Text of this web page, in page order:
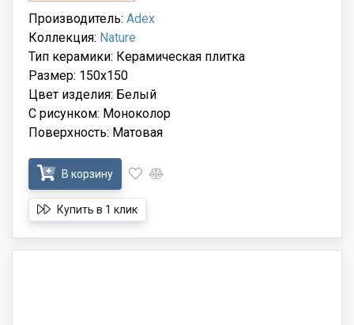
Производитель: Adex
Коллекция: Nature
Тип керамики: Керамическая плитка
Размер: 150x150
Цвет изделия: Белый
С рисунком: Моноколор
Поверхность: Матовая
В корзину
Купить в 1 клик